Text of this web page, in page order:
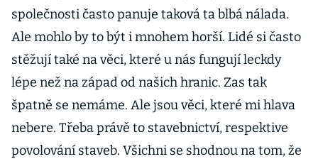
společnosti často panuje taková ta blbá nálada.
Ale mohlo by to být i mnohem horší. Lidé si často
stěžují také na věci, které u nás fungují leckdy
lépe než na západ od našich hranic. Zas tak
špatně se nemáme. Ale jsou věci, které mi hlava
nebere. Třeba právě to stavebnictví, respektive
povolování staveb. Všichni se shodnou na tom, že